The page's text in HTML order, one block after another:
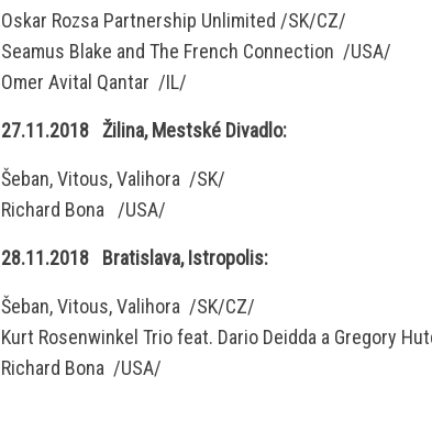
Oskar Rozsa Partnership Unlimited /SK/CZ/
Seamus Blake and The French Connection /USA/
Omer Avital Qantar /IL/
27.11.2018 Žilina, Mestské Divadlo:
Šeban, Vitous, Valihora /SK/
Richard Bona /USA/
28.11.2018 Bratislava, Istropolis:
Šeban, Vitous, Valihora /SK/CZ/
Kurt Rosenwinkel Trio feat. Dario Deidda a Gregory
Richard Bona /USA/